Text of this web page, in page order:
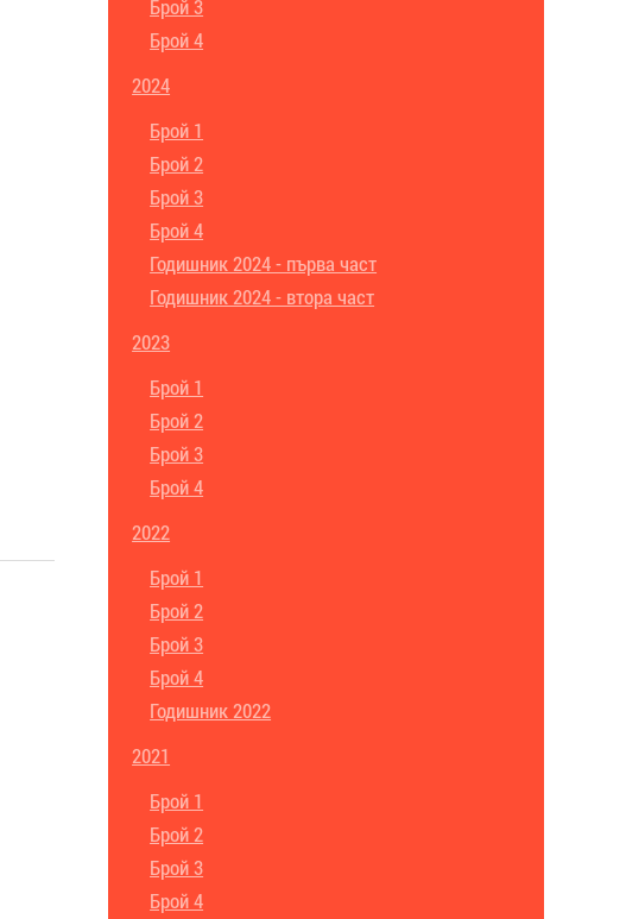
Брой 3
Брой 4
2024
Брой 1
Брой 2
Брой 3
Брой 4
Годишник 2024 - първа част
Годишник 2024 - втора част
2023
Брой 1
Брой 2
Брой 3
Брой 4
2022
Брой 1
Брой 2
Брой 3
Брой 4
Годишник 2022
2021
Брой 1
Брой 2
Брой 3
Брой 4